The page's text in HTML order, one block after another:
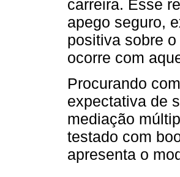
carreira. Esse
apego seguro,
positiva sobre
ocorre com
Procurando
expectativa de
mediação
testado com
apresenta o